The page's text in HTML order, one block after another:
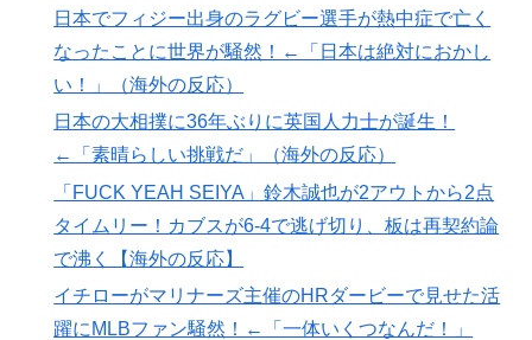
すね」
▶ 外国人「俺達が見かけたヤバすぎる髪型を集めてみたｗ
ｗｗｗ」
▶
インドネシアの西パプアでアメリカ人パイロット殺害を
武装組織が主張。
海外「日本人はなんて気高いんだ！」 英高級紙も驚愕
した極限の中の日本人の姿に世界が衝撃
▶ 日本「俺は有名な武士の家系だけど世界のみんなは先祖
に偉人っている？」
▶ 韓国人「韓国サッカー協会、外国人審判に“性接待”報
日本でフィジー出身のラグビー選手が熱中症で亡く
なったことに世界が騒然！←「日本は絶対におかし
い！」（海外の反応）
日本の大相撲に36年ぶりに英国人力士が誕生！
←「素晴らしい挑戦だ」（海外の反応）
「FUCK YEAH SEIYA」鈴木誠也が2アウトから2点
タイムリー！カブスが6-4で逃げ切り、板は再契約論
で沸く【海外の反応】
イチローがマリナーズ主催のHRダービーで見せた活
躍にMLBファン騒然！←「一体いくつなんだ！」